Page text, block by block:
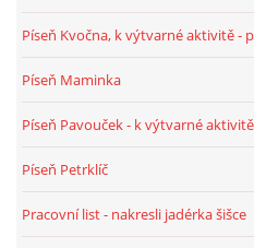
BÁSNĚ K TÉMATU ZIMA
VZDĚLÁVACÍ PLÁN OD ZÁŘÍ DO
Píseň Kvočna, k výtvarné aktivitě -
Píseň Maminka
Píseň Pavouček - k výtvarné
Píseň Petrklíč
Pracovní list - nakresli jadérka šišce